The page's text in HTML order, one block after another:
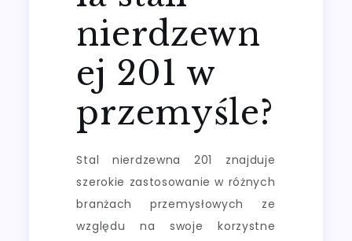
nierdzewn
ej 201 w
przemyśle?
Stal nierdzewna 201 znajduje
szerokie zastosowanie w różnych
branżach przemysłowych ze
względu na swoje korzystne